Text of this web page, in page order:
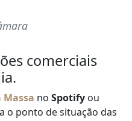
comerciais
Massa no Spotify ou
o ponto de situação das